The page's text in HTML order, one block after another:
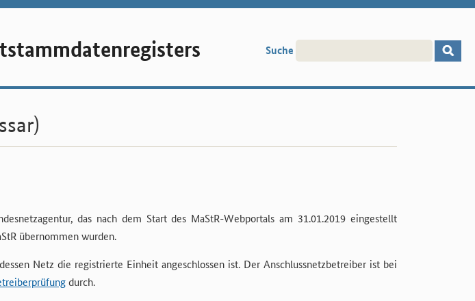
Suche
das nach dem Start des MaStR-Webportals am 31.01.2019 eingestellt
übernommen wurden.
Netz die registrierte Einheit angeschlossen ist. Der Anschlussnetzbetreiber ist bei
durch.